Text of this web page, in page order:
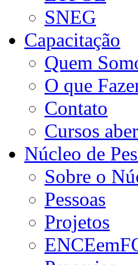
SNEG
Capacitação
Quem
O que
Contato
Cursos
Núcleo de
Sobre o
Pessoas
Projetos